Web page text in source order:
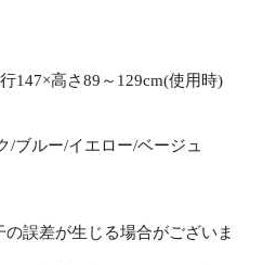
147×高さ89～129cm(使用時)
/ブルー/イエロー/ベージュ
誤差が生じる場合がございま